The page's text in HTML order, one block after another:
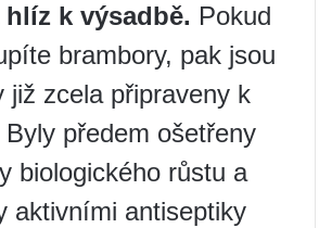
k výsadbě. Pokud
brambory, pak jsou
již zcela připraveny k
předem ošetřeny
biologického růstu a
aktivními antiseptiky